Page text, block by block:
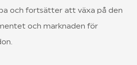
och fortsätter att växa på den
och marknaden för